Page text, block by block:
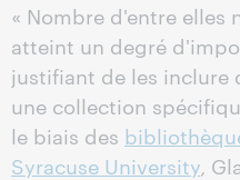
« Nombre d'entre elles
atteint un degré
justifiant de les inclure
une collection
le biais des
Syracuse University,